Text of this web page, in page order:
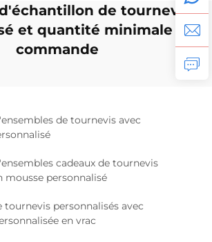
de tournevis
et quantité minimale de
commande
de tournevis avec
cadeaux de tournevis
mousse personnalisé
tournevis personnalisés avec
en vrac